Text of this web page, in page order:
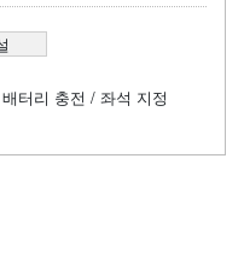
터리 충전 / 좌석 지정